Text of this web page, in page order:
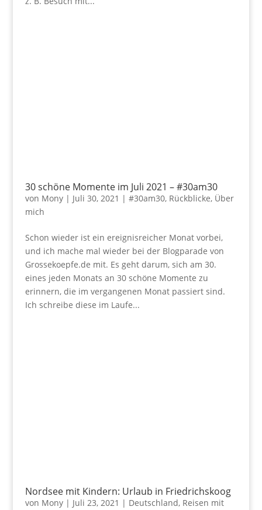
30 schöne Momente im Juli 2021 – #30am30
von Mony| Juli 30, 2021 | #30am30, Rückblicke, Über
mich
Schon wieder ist ein ereignisreicher Monat vorbei,
und ich mache mal wieder bei der Blogparade von
Grossekoepfe.de mit. Es geht darum, sich am 30.
eines jeden Monats an 30 schöne Momente zu
erinnern, die im vergangenen Monat passiert sind.
Ich schreibe diese im Laufe...
Nordsee mit Kindern: Urlaub in Friedrichskoog
von Mony| Juli 23, 2021 | Deutschland, Reisen mit